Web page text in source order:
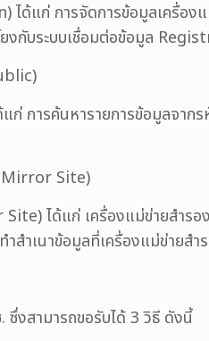
ได้แก่ การจัดการข้อมูลเครื่
งกับระบบเชื่อมต่อข้อมูล
ก่ การค้นหารายการข้อมูลจา
Site)
ได้แก่ เครื่องแม่ข่ายสำร
ำเนาข้อมูลที่เครื่องแม่ข่ายสำ
ซึ่งสามารถขอรับได้ 3 วิธี ดังนี้